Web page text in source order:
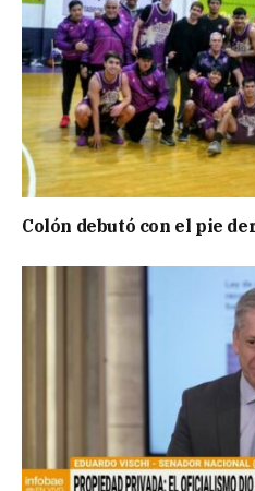
Colón debutó con el pie